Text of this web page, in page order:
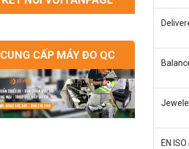
CUNG CẤP MÁY ĐO QC
EN